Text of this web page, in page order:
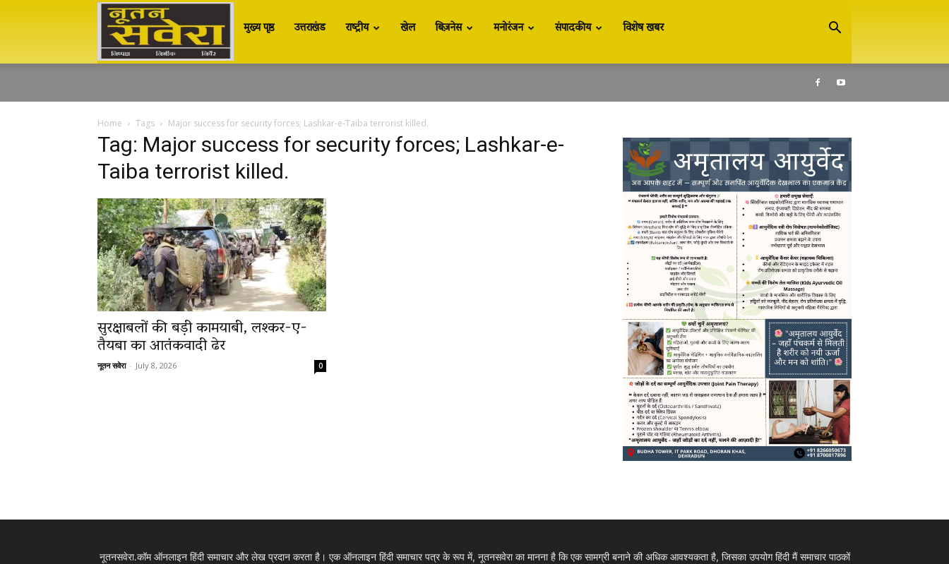
Nutan
नूतन
सवेरा
|
Breaking
मुख्य पृष्ठ उत्तराखंड राष्ट्रीय खेल बिज़नेस मनोरंजन संपादकीय विशेष खबर
Home Tags Major success for security forces; Lashkar-e-Taiba terrorist killed.
Tag: Major success for security forces; Lashkar-e-
Taiba terrorist killed.
सुरक्षाबलों की बड़ी कामयाबी, लश्कर-ए-
तैयबा का आतंकवादी ढेर
नूतन सवेरा - July 8, 2026 0
नूतनसवेरा.कॉम ऑनलाइन हिंदी समाचार और लेख प्रदान करता है। एक ऑनलाइन हिंदी समाचार पत्र के रूप में, नूतनसवेरा का मानना है कि एक सामग्री बनाने की अधिक आवश्यकता है, जिसका उपयोग हिंदी मैं समाचार पाठकों